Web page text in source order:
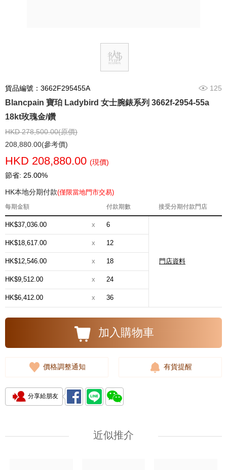
貨品編號：3662F295455A 125
Blancpain 寶珀 Ladybird 女士腕錶系列 3662f-2954-55a
18kt玫瑰金/鑽
HKD 278,500.00(原價)
208,880.00(參考價)
HKD 208,880.00 (現價)
節省: 25.00%
HK本地分期付款(僅限當地門市交易)
每期金額 付款期數 接受分期付款門店
HK$37,036.00 x 6
門店資料
HK$18,617.00 x 12
HK$12,546.00 x 18
HK$9,512.00 x 24
HK$6,412.00 x 36
加入購物車
價格調整通知 有貨提醒
分享給朋友
近似推介